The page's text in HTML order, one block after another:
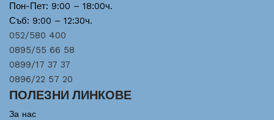
Пон-Пет: 9:00 – 18:00ч.
Съб: 9:00 – 12:30ч.
052/580 400
0895/55 66 58
0899/17 37 37
0896/22 57 20
ПОЛЕЗНИ ЛИНКОВЕ
За нас